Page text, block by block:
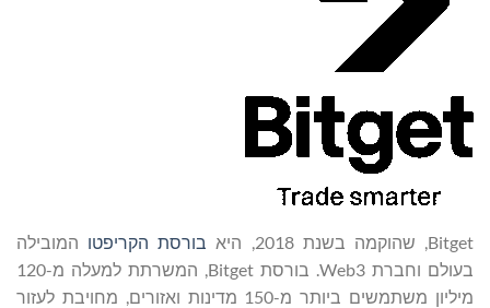
Bitget, שהוקמה בשנת 2018, היא בורסת הקריפטו המובילה
בעולם וחברת Web3. בורסת Bitget, המשרתת למעלה מ-120
מיליון משתמשים ביותר מ-150 מדינות ואזורים, מחויבת לעזור